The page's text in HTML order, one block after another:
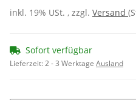
inkl. 19% USt. , zzgl. Versand
Sofort verfügbar
Lieferzeit:2 - 3 Werktage Ausland